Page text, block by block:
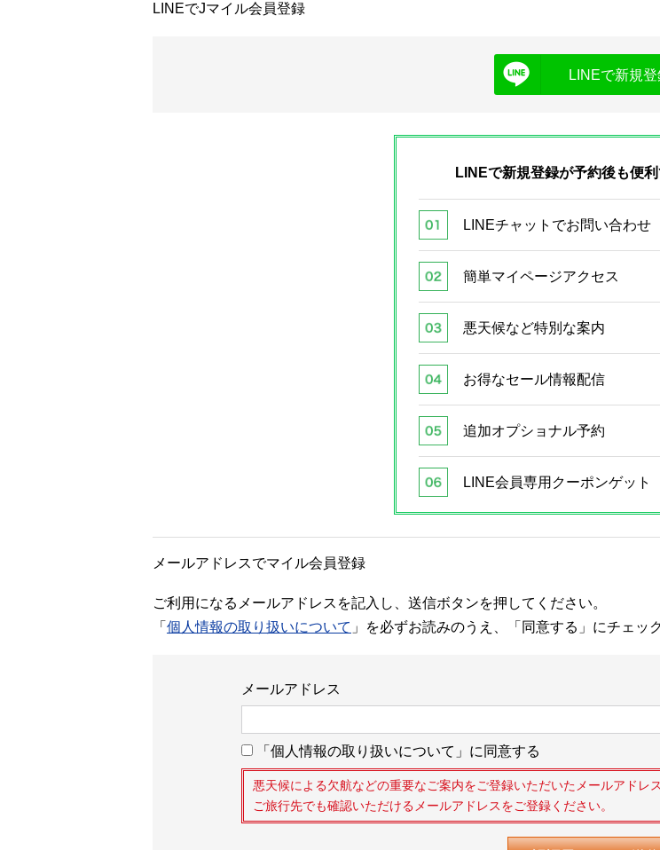
LINEでJマイル会員登録
LINEで新規登
LINEで新規登録が予約後も便
LINEチャットでお問い合わせ
簡単マイページアクセス
悪天候など特別な案内
お得なセール情報配信
追加オプショナル予約
LINE会員専用クーポンゲット
メールアドレスでマイル会員登録
ご利用になるメールアドレスを記入し、送信ボタンを押してください。
「 個人情報の取り扱いについて 」を必ずお読みのうえ、「同意する」にチェッ
メールアドレス
「個人情報の取り扱いについて」に同意する
悪天候による欠航などの重要なご案内をご登録いただいたメールアドレ
ご旅行先でも確認いただけるメールアドレスをご登録ください。